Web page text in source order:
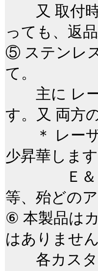
又 取付時
っても、返
⑤ ステンレ
て。
主に レー
す。又 両方
＊ レーザ
少昇華しま
Ｅ＆Ｇク
等、殆どの
⑥ 本製品は
はありません
各カスタ